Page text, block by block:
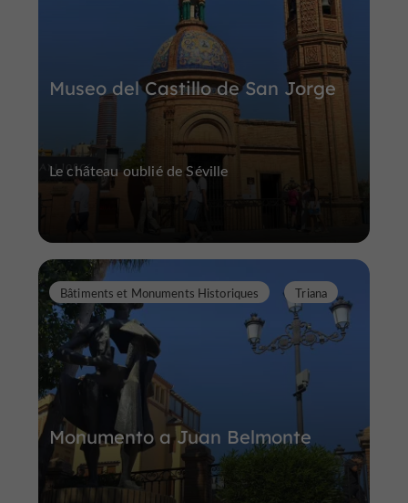
Museo del Castillo de San Jorge
Le château oublié de Séville
Monumento a Juan Belmonte
Bâtiments et Monuments Historiques Triana